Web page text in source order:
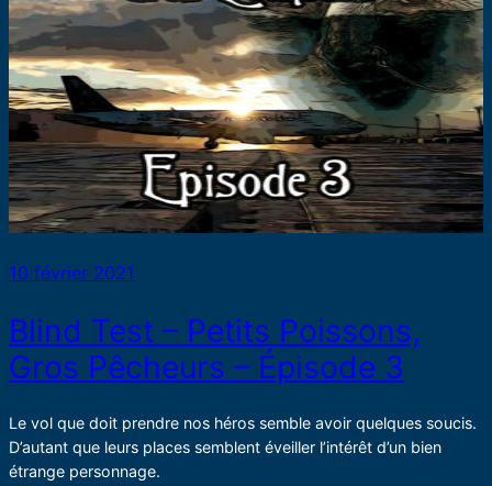
10 février 2021
Blind Test – Petits Poissons,
Gros Pêcheurs – Épisode 3
Le vol que doit prendre nos héros semble avoir quelques soucis.
D’autant que leurs places semblent éveiller l’intérêt d’un bien
étrange personnage.